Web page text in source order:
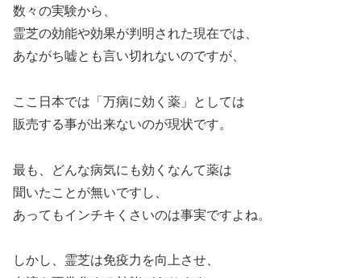
数々の実験から、
霊芝の効能や効果が判明された現在では、
あながち嘘とも言い切れないのですが、
ここ日本では「万病に効く薬」としては
販売する事が出来ないのが現状です。
最も、どんな病気にも効くなんて薬は
聞いたことが無いですし、
あってもインチキくさいのは事実ですよね。
しかし、霊芝は免疫力を向上させ、